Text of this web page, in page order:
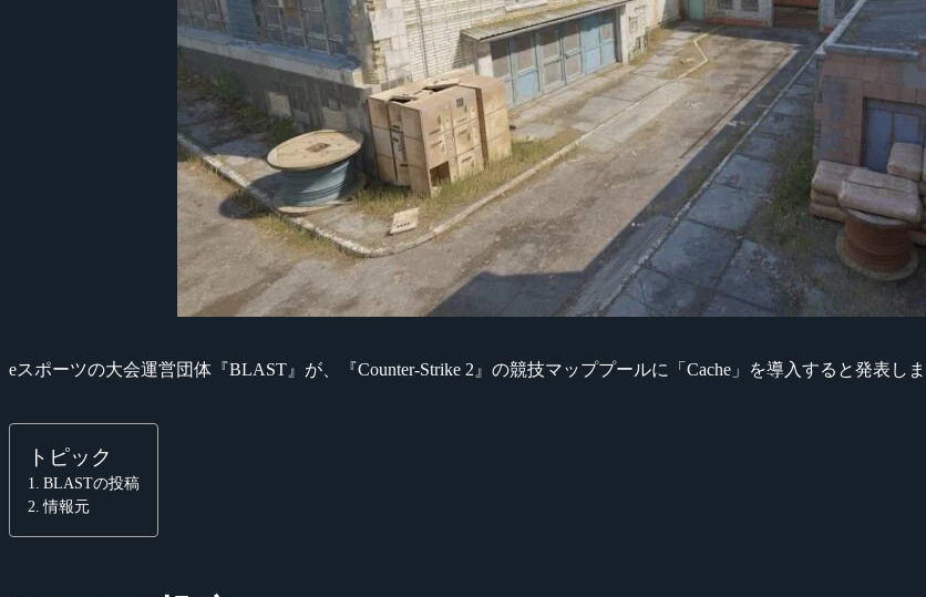
eスポーツの大会運営団体『BLAST』が、『Counter-Strike 2』の競技マッププールに「Cache」を導入すると発表しま
トピック
BLASTの投稿
情報元